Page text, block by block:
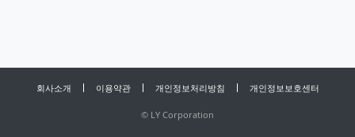
회사소개 이용약관 개인정보처리방침 개인정보보호센터
© LY Corporation